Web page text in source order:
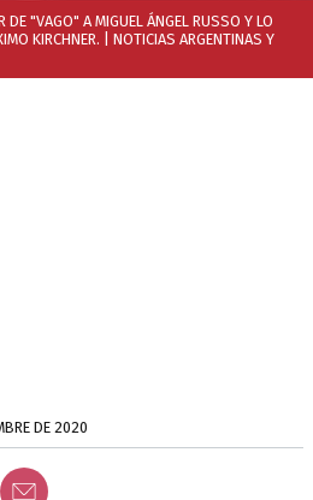
DE "VAGO" A MIGUEL ÁNGEL RUSSO Y LO
KIRCHNER. | NOTICIAS ARGENTINAS Y
DE 2020